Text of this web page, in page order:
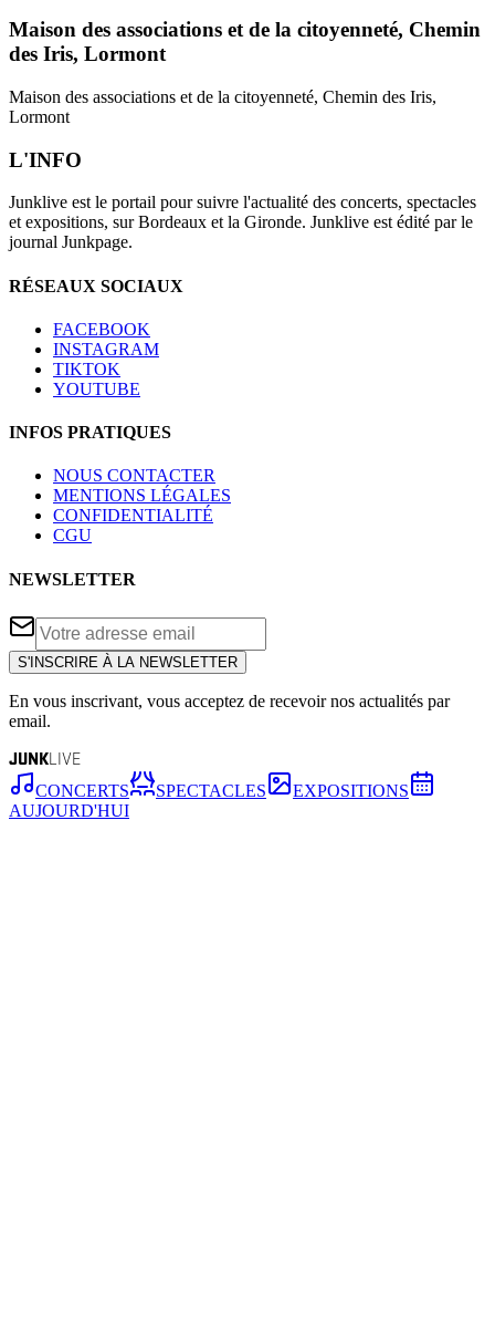
Maison des associations et de la citoyenneté, Chemin
des Iris, Lormont
Maison des associations et de la citoyenneté, Chemin des Iris,
Lormont
L'INFO
Junklive est le portail pour suivre l'actualité des concerts, spectacles
et expositions, sur Bordeaux et la Gironde. Junklive est édité par le
journal Junkpage.
RÉSEAUX SOCIAUX
FACEBOOK
INSTAGRAM
TIKTOK
YOUTUBE
INFOS PRATIQUES
NOUS CONTACTER
MENTIONS LÉGALES
CONFIDENTIALITÉ
CGU
NEWSLETTER
S'INSCRIRE À LA NEWSLETTER
En vous inscrivant, vous acceptez de recevoir nos actualités par
email.
JUNKLIVE
CONCERTS SPECTACLES
EXPOSITIONS
AUJOURD'HUI